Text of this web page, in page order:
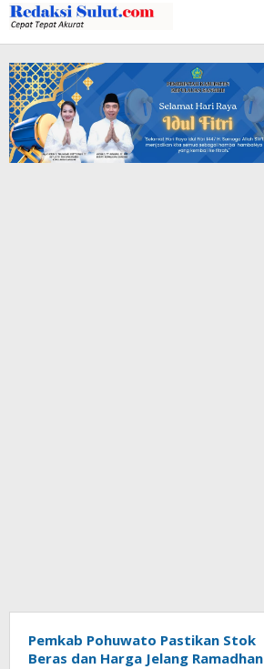
Lewati
ke
konten
Pemkab Pohuwato Pastikan Stok
Beras dan Harga Jelang Ramadhan